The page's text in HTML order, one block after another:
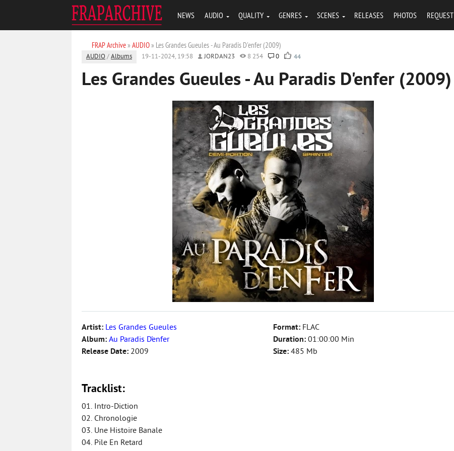
NEWS AUDIO QUALITY GENRES SCENES RELEASES PHOTOS REQUEST
FRAP Archive» AUDIO» Les Grandes Gueules - Au Paradis D'enfer (2009)
AUDIO /Albums 19-11-2024, 19:58 JORDAN23 8 254 0 44
Les Grandes Gueules - Au Paradis D'enfer (2009)
Artist: Les Grandes Gueules
Album: Au Paradis D'enfer
Release Date: 2009
Format: FLAC
Duration: 01:00:00 Min
Size: 485 Mb
Tracklist:
01. Intro-Diction
02. Chronologie
03. Une Histoire Banale
04. Pile En Retard